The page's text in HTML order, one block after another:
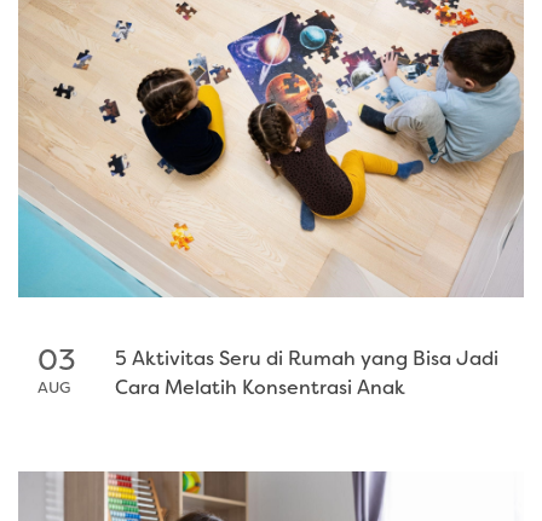
03
AUG
5 Aktivitas Seru di Rumah yang Bisa Jadi
Cara Melatih Konsentrasi Anak